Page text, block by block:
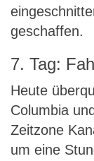
geschaffen.
7. Tag:
Heute
Columbia
Zeitzone
um eine